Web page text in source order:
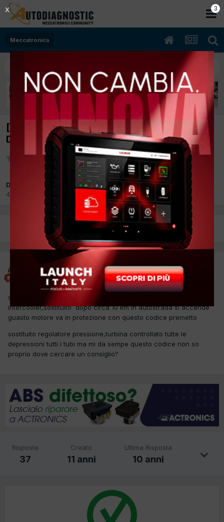
Meccatronica
[ford focus 06/2011 1560cc g8dd 80Kw
Diesel] errore po299 sovralimentazione
Da alessandro 3326
4 Agosto 2015
AVANTI
Pagina 1 di 2
alessandro 3326
Inviato4 Agosto 2015
salve ho questa focus con errore p0299 tubo rotto
intercooler,sostituito dopo circa 10 km in autostrada si accende
guasto motore va in protezione con questo codice premetto
sostituito regolatore pressione,turbina controllato tutte le
depressioni tutti i tubi ma mi da sempe questo codice non so
proprio dove cercare un consiglio?
Risposte
37
Creato
11 anni
Ultima Risposta
10 anni
2
X